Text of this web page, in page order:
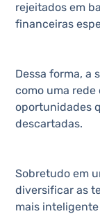
rejeitados em
financeiras
Dessa forma, a
como uma
oportunidades
descartadas.
Sobretudo em
diversificar as
mais